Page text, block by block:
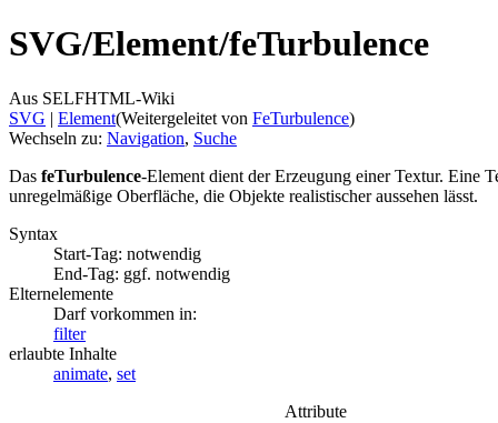
SVG/Element/feTurbulence
Aus SELFHTML-Wiki
SVG ‎ | Element(Weitergeleitet von FeTurbulence)
Wechseln zu: Navigation, Suche
Das feTurbulence-Element dient der Erzeugung einer Textur. Eine
unregelmäßige Oberfläche, die Objekte realistischer aussehen lässt.
Syntax
Start-Tag: notwendig
End-Tag: ggf. notwendig
Elternelemente
Darf vorkommen in:
filter
erlaubte Inhalte
animate, set
Attribute